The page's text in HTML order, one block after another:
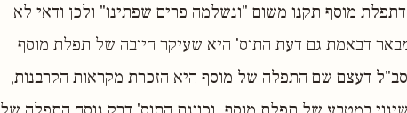
מוסף תקנו משום "ונשלמה פרים שפתינו" ולכן ודאי לא
דבאמת גם דעת התוס' היא שעיקר חיובה של תפלת מוסף
דעצם שם התפלה של מוסף היא הזכרת מקראות הקרבנות,